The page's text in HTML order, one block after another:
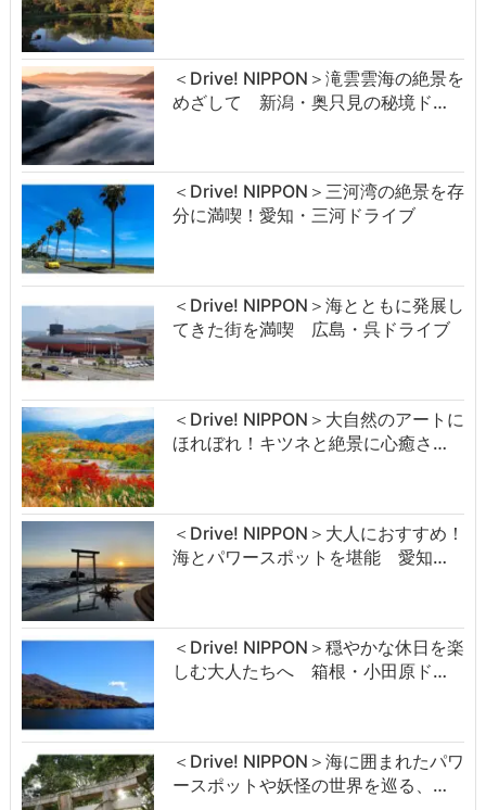
＜Drive! NIPPON＞滝雲雲海の絶景を
めざして 新潟・奥只見の秘境ド…
＜Drive! NIPPON＞三河湾の絶景を存
分に満喫！愛知・三河ドライブ
＜Drive! NIPPON＞海とともに発展し
てきた街を満喫 広島・呉ドライブ
＜Drive! NIPPON＞大自然のアートに
ほれぼれ！キツネと絶景に心癒さ…
＜Drive! NIPPON＞大人におすすめ！
海とパワースポットを堪能 愛知…
＜Drive! NIPPON＞穏やかな休日を楽
しむ大人たちへ 箱根・小田原ド…
＜Drive! NIPPON＞海に囲まれたパワ
ースポットや妖怪の世界を巡る、…